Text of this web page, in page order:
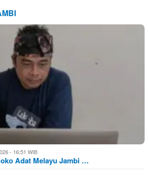
- 16:51 WIB
Adat Melayu Jambi …